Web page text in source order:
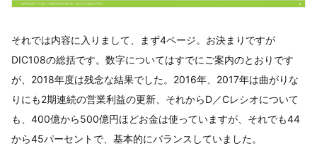
それでは内容に入りまして、まず4ページ。お決まりですが
DIC108の総括です。数字についてはすでにご案内のとおりです
が、2018年度は残念な結果でした。2016年、2017年は曲がりな
りにも2期連続の営業利益の更新、それからD／Cレシオについて
も、400億から500億円ほどお金は使っていますが、それでも44
から45パーセントで、基本的にバランスしていました。